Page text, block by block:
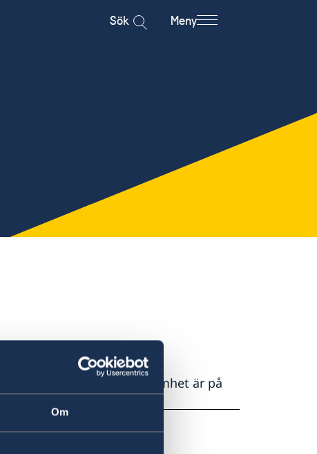
Om
Sök Meny
svenska så uppmärksamhet är på